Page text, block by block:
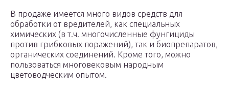
В продаже имеется много видов средств для
обработки от вредителей, как специальных
химических (в т.ч. многочисленные фунгициды
против грибковых поражений), так и биопрепаратов,
органических соединений. Кроме того, можно
пользоваться многовековым народным
цветоводческим опытом.